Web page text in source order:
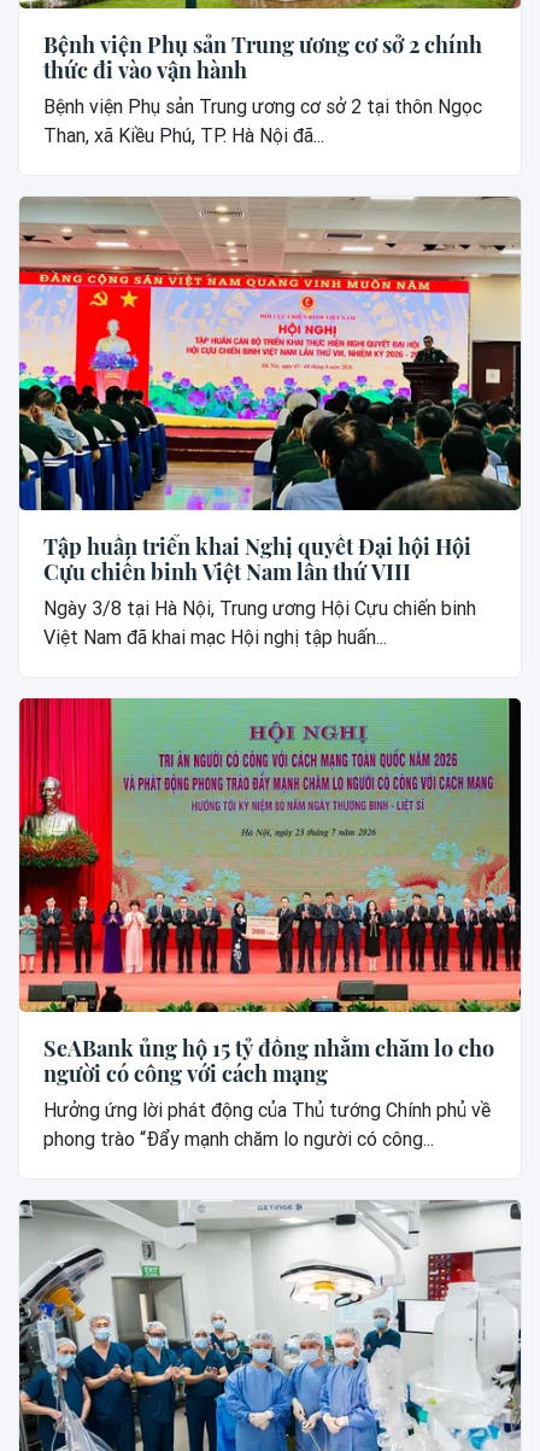
Bệnh viện Phụ sản Trung ương cơ sở 2 chính
thức đi vào vận hành
Bệnh viện Phụ sản Trung ương cơ sở 2 tại thôn Ngọc
Than, xã Kiều Phú, TP. Hà Nội đã...
Tập huấn triển khai Nghị quyết Đại hội Hội
Cựu chiến binh Việt Nam lần thứ VIII
Ngày 3/8 tại Hà Nội, Trung ương Hội Cựu chiến binh
Việt Nam đã khai mạc Hội nghị tập huấn...
SeABank ủng hộ 15 tỷ đồng nhằm chăm lo cho
người có công với cách mạng
Hưởng ứng lời phát động của Thủ tướng Chính phủ về
phong trào “Đẩy mạnh chăm lo người có công...